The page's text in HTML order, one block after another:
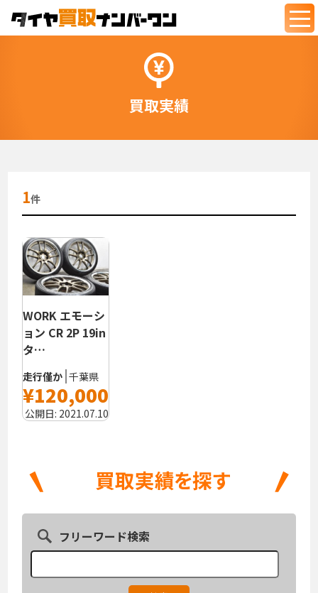
買取実績
1件
WORK エモーシ
ョン CR 2P 19in
タ…
走行僅か 千葉県
¥120,000
公開日: 2021.07.10
フリーワード検索